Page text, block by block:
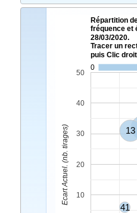
Répartition
fréquence et
28/03/2020.
Tracer un
puis Clic
0
13
41
10
20
30
40
50
Ecart Actuel. (nb. tirages)